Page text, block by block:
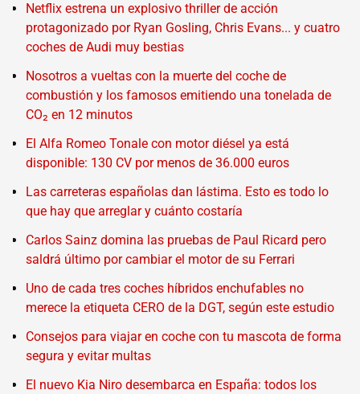
Netflix estrena un explosivo thriller de acción
protagonizado por Ryan Gosling, Chris Evans... y cuatro
coches de Audi muy bestias
Nosotros a vueltas con la muerte del coche de
combustión y los famosos emitiendo una tonelada de
CO₂ en 12 minutos
El Alfa Romeo Tonale con motor diésel ya está
disponible: 130 CV por menos de 36.000 euros
Las carreteras españolas dan lástima. Esto es todo lo
que hay que arreglar y cuánto costaría
Carlos Sainz domina las pruebas de Paul Ricard pero
saldrá último por cambiar el motor de su Ferrari
Uno de cada tres coches híbridos enchufables no
merece la etiqueta CERO de la DGT, según este estudio
Consejos para viajar en coche con tu mascota de forma
segura y evitar multas
El nuevo Kia Niro desembarca en España: todos los